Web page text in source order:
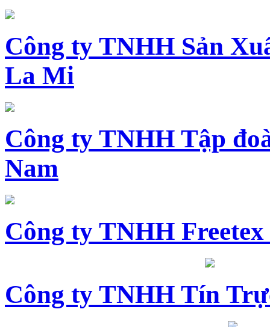
Công ty TNHH Sản
La Mi
Công ty TNHH Tập
Nam
Công ty TNHH
Công ty TNHH Tín